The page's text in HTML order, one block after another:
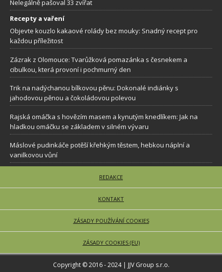
Nelegálně pašoval 33 zvířat
Recepty a vaření
Objevte kouzlo kakaové rolády bez mouky: Snadný recept pro
každou příležitost
Zázrak z Olomouce: Tvarůžková pomazánka s česnekem a
cibulkou, která provoní i pochmurný den
Trik na nadýchanou bílkovou pěnu: Dokonalé indiánky s
jahodovou pěnou a čokoládovou polevou
Rajská omáčka s hovězím masem a kynutým knedlíkem: Jak na
hladkou omáčku se základem v silném vývaru
Máslové pudinkáče potěší křehkým těstem, hebkou náplní a
vanilkovou vůní
REDAKCE
KONTAKT
ZÁSADY POUŽÍVÁNÍ COOKIES
ZÁSADY COOKIES (EU)
Copyright © 2016 - 2024 | JJV Group s.r.o.